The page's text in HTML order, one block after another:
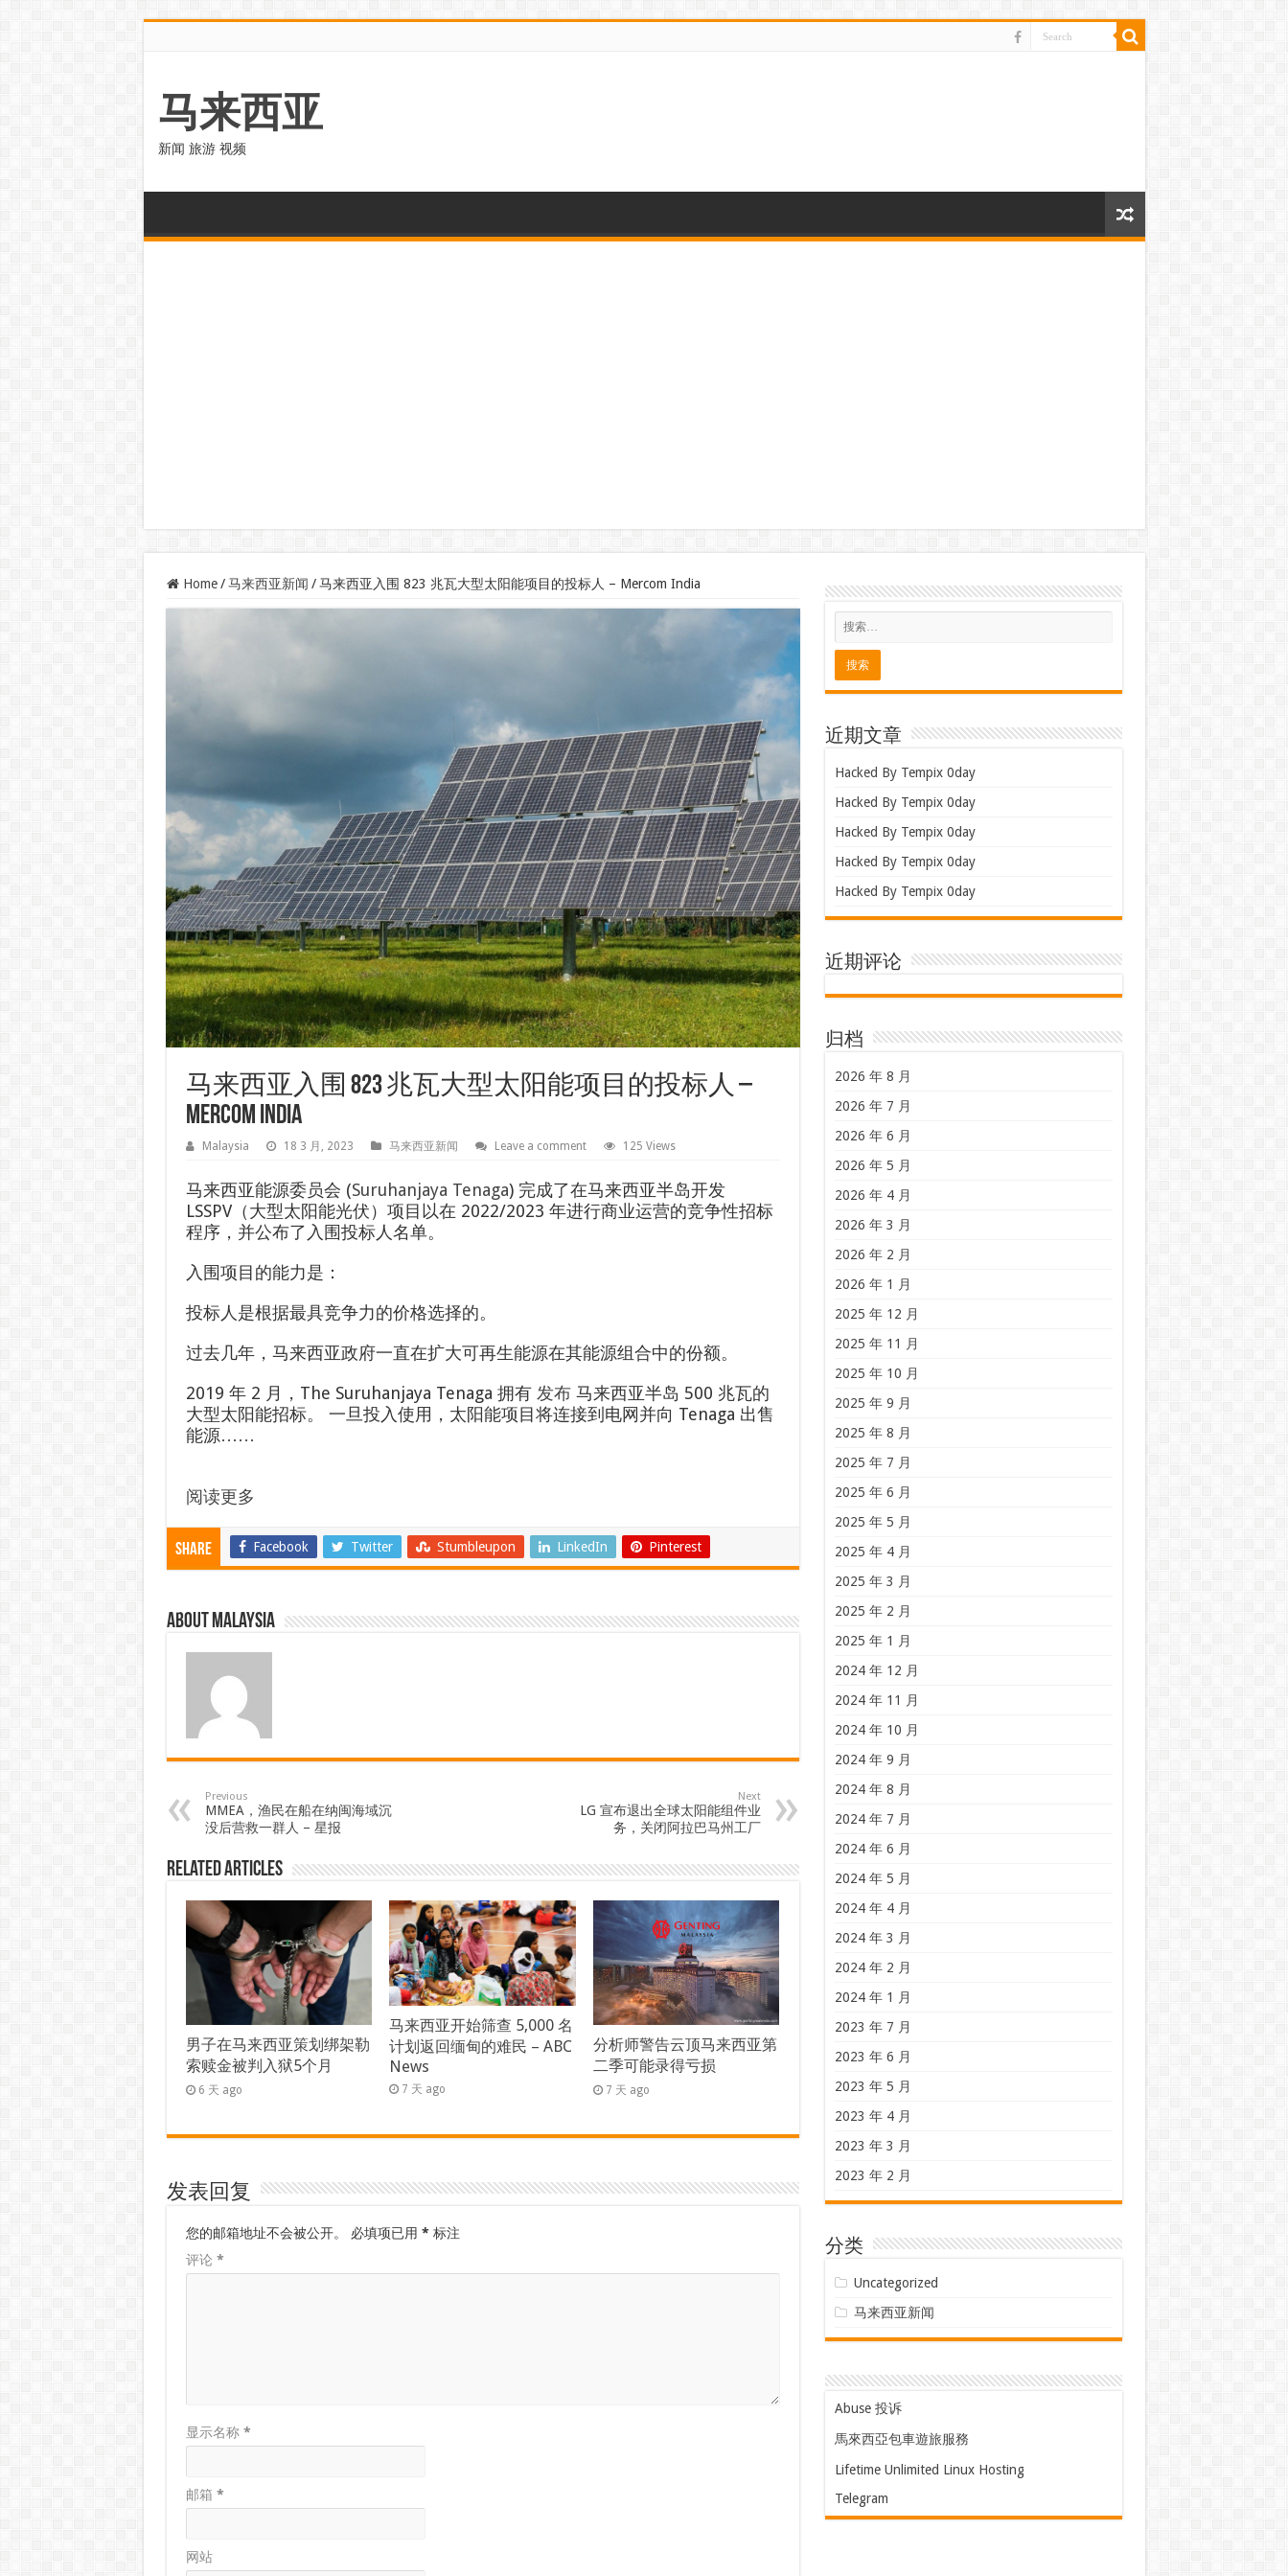
马来西亚
新闻 旅游 视频
Home / 马来西亚新闻 / 马来西亚入围 823 兆瓦大型太阳能项目的投标人 – Mercom India
马来西亚入围 823 兆瓦大型太阳能项目的投标人 –
Mercom India
Malaysia 18 3 月, 2023 马来西亚新闻 Leave a comment 125 Views
马来西亚能源委员会 (Suruhanjaya Tenaga) 完成了在马来西亚半岛开发
LSSPV（大型太阳能光伏）项目以在 2022/2023 年进行商业运营的竞争性招标
程序，并公布了入围投标人名单。
入围项目的能力是：
投标人是根据最具竞争力的价格选择的。
过去几年，马来西亚政府一直在扩大可再生能源在其能源组合中的份额。
2019 年 2 月，The Suruhanjaya Tenaga 拥有 发布马来西亚半岛 500 兆瓦的
大型太阳能招标。 一旦投入使用，太阳能项目将连接到电网并向 Tenaga 出售
能源……
阅读更多
Share Facebook Twitter Stumbleupon LinkedIn Pinterest
About Malaysia
Previous
MMEA，渔民在船在纳闽海域沉
没后营救一群人 – 星报
Next
LG 宣布退出全球太阳能组件业
务，关闭阿拉巴马州工厂
Related Articles
男子在马来西亚策划绑架勒
索赎金被判入狱5个月
6 天 ago
马来西亚开始筛查 5,000 名
计划返回缅甸的难民 – ABC
News
7 天 ago
分析师警告云顶马来西亚第
二季可能录得亏损
7 天 ago
发表回复
您的邮箱地址不会被公开。 必填项已用 * 标注
评论 *
显示名称 *
邮箱 *
网站
近期文章
Hacked By Tempix 0day
Hacked By Tempix 0day
Hacked By Tempix 0day
Hacked By Tempix 0day
Hacked By Tempix 0day
近期评论
归档
2026 年 8 月
2026 年 7 月
2026 年 6 月
2026 年 5 月
2026 年 4 月
2026 年 3 月
2026 年 2 月
2026 年 1 月
2025 年 12 月
2025 年 11 月
2025 年 10 月
2025 年 9 月
2025 年 8 月
2025 年 7 月
2025 年 6 月
2025 年 5 月
2025 年 4 月
2025 年 3 月
2025 年 2 月
2025 年 1 月
2024 年 12 月
2024 年 11 月
2024 年 10 月
2024 年 9 月
2024 年 8 月
2024 年 7 月
2024 年 6 月
2024 年 5 月
2024 年 4 月
2024 年 3 月
2024 年 2 月
2024 年 1 月
2023 年 7 月
2023 年 6 月
2023 年 5 月
2023 年 4 月
2023 年 3 月
2023 年 2 月
分类
Uncategorized
马来西亚新闻
Abuse 投诉
馬來西亞包車遊旅服務
Lifetime Unlimited Linux Hosting
Telegram